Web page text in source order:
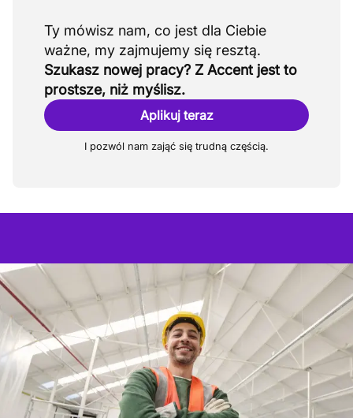
Ty mówisz nam, co jest dla Ciebie
Szukasz nowej pracy? Z Accent jest to
prostsze, niż myślisz.
Aplikuj teraz
I pozwól nam zająć się trudną częścią.